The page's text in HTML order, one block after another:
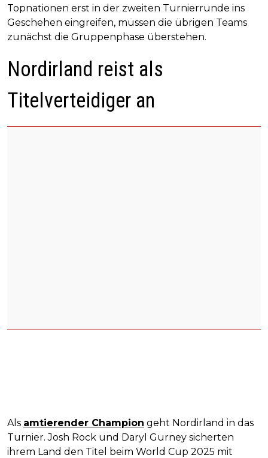
Topnationen erst in der zweiten Turnierrunde ins
Geschehen eingreifen, müssen die übrigen Teams
zunächst die Gruppenphase überstehen.
Nordirland reist als
Titelverteidiger an
Als amtierender Champion geht Nordirland in das
Turnier. Josh Rock und Daryl Gurney sicherten
ihrem Land den Titel beim World Cup 2025 mit